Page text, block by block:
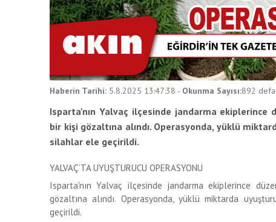
Haberin Tarihi: 5.8.2025 13:47:38 - Okunma Sayısı:892
Isparta'nın Yalvaç ilçesinde jandarma ekiplerince
bir kişi gözaltına alındı. Operasyonda, yüklü
silahlar ele geçirildi.
YALVAÇ’TA UYUŞTURUCU OPERASYONU
Isparta'nın Yalvaç ilçesinde jandarma ekiplerince
gözaltına alındı. Operasyonda, yüklü miktarda
geçirildi.